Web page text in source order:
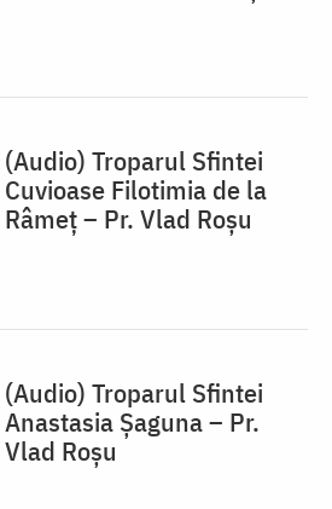
(Audio) Troparul Sfintei
Cuvioase Filotimia de la
Râmeț – Pr. Vlad Roșu
(Audio) Troparul Sfintei
Anastasia Șaguna – Pr.
Vlad Roșu